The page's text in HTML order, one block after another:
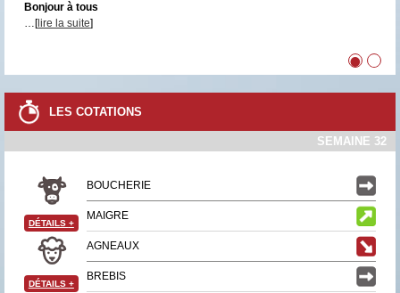
Bonjour à tous
…[lire la suite]
••
LES COTATIONS
SEMAINE 32
BOUCHERIE
MAIGRE
DÉTAILS +
AGNEAUX
BREBIS
DÉTAILS +